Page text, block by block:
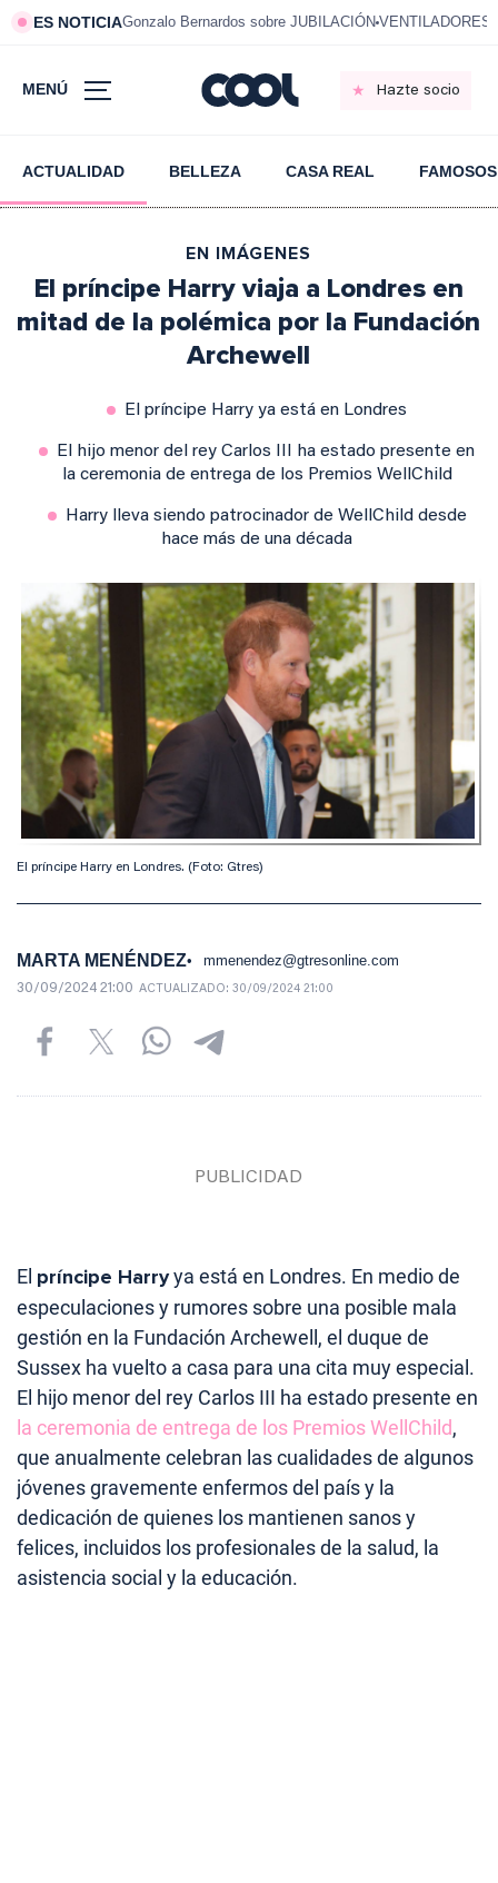
ES NOTICIAGonzalo Bernardos sobre JUBILACIÓN VENTILADORES
MENÚ Hazte socio
ACTUALIDAD BELLEZA CASA REAL FAMOSOS
EN IMÁGENES
El príncipe Harry viaja a Londres en
mitad de la polémica por la Fundación
Archewell
El príncipe Harry ya está en Londres
El hijo menor del rey Carlos III ha estado presente en
la ceremonia de entrega de los Premios WellChild
Harry lleva siendo patrocinador de WellChild desde
hace más de una década
El príncipe Harry en Londres. (Foto: Gtres)
MARTA MENÉNDEZ mmenendez@gtresonline.com
30/09/2024 21:00 ACTUALIZADO: 30/09/2024 21:00
El príncipe Harryya está en Londres. En medio de
especulaciones y rumores sobre una posible mala
gestión en la Fundación Archewell, el duque de
Sussex ha vuelto a casa para una cita muy especial.
El hijo menor del rey Carlos III ha estado presente en
la ceremonia de entrega de los Premios WellChild,
que anualmente celebran las cualidades de algunos
jóvenes gravemente enfermos del país y la
dedicación de quienes los mantienen sanos y
felices, incluidos los profesionales de la salud, la
asistencia social y la educación.